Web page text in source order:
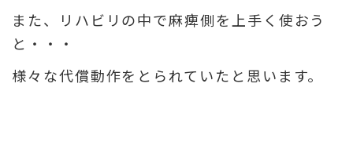
また、リハビリの中で麻痺側を上手く使おう
と・・・
様々な代償動作をとられていたと思います。